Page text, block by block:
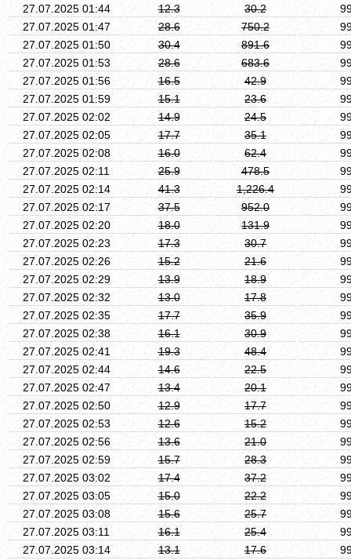
27.07.2025 01:44
12.3 30.2
27.07.2025 01:47
28.6 750.2
27.07.2025 01:50
30.4 891.6
27.07.2025 01:53
28.6 683.6
27.07.2025 01:56
16.5 42.9
27.07.2025 01:59
15.1 23.6
27.07.2025 02:02
14.9 24.5
27.07.2025 02:05
17.7 35.1
27.07.2025 02:08
16.0 62.4
27.07.2025 02:11
25.9 478.5
27.07.2025 02:14
41.3 1,226.4
27.07.2025 02:17
37.5 952.0
27.07.2025 02:20
18.0 131.9
27.07.2025 02:23
17.3 30.7
27.07.2025 02:26
15.2 21.6
27.07.2025 02:29
13.9 18.9
27.07.2025 02:32
13.0 17.8
27.07.2025 02:35
17.7 35.9
27.07.2025 02:38
16.1 30.9
27.07.2025 02:41
19.3 48.4
27.07.2025 02:44
14.6 22.5
27.07.2025 02:47
13.4 20.1
27.07.2025 02:50
12.9 17.7
27.07.2025 02:53
12.6 15.2
27.07.2025 02:56
13.6 21.0
27.07.2025 02:59
15.7 28.3
27.07.2025 03:02
17.4 37.2
27.07.2025 03:05
15.0 22.2
27.07.2025 03:08
15.6 25.7
27.07.2025 03:11
16.1 25.4
27.07.2025 03:14
13.1 17.6